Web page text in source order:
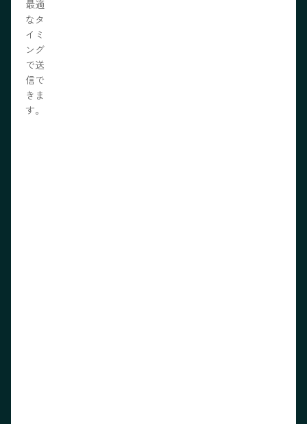
最適
なタ
イミ
ング
で送
信で
きま
す。